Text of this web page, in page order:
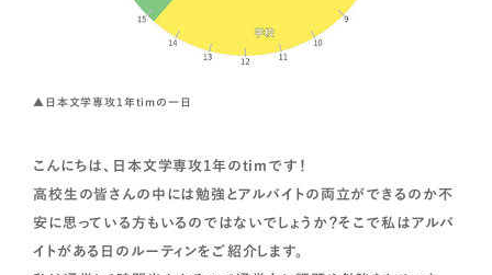
▲日本文学専攻1年timの一日
こんにちは、日本文学専攻1年のtimです！
高校生の皆さんの中には勉強とアルバイトの両立ができるのか不
安に思っている方もいるのではないでしょうか？そこで私はアルバ
イトがある日のルーティンをご紹介します。